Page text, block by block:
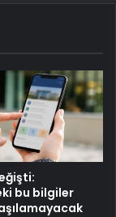
bu bilgiler